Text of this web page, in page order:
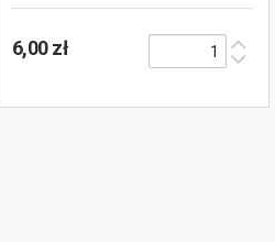
6,00 zł